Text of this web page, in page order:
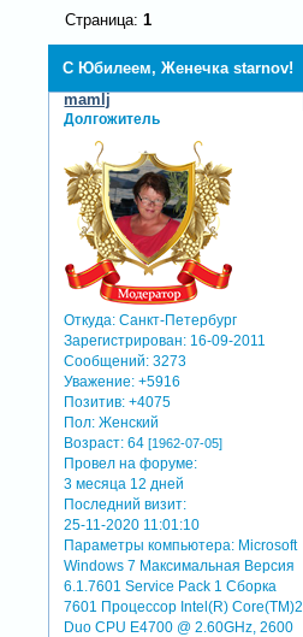
С Юбилеем, Женечка starnov!
Страница: 1
mamlj
Долгожитель
Откуда: Санкт-Петербург
Зарегистрирован: 16-09-2011
Сообщений: 3273
Уважение: +5916
Позитив: +4075
Пол: Женский
Возраст: 64[1962-07-05]
Провел на форуме:
3 месяца 12 дней
Последний визит:
25-11-2020 11:01:10
Параметры компьютера: Microsoft
Windows 7 Максимальная Версия
6.1.7601 Service Pack 1 Сборка
7601 Процессор Intel(R) Core(TM)2
Duo CPU E4700 @ 2.60GHz, 2600